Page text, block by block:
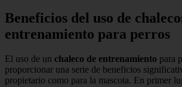
Beneficios del uso de
entrenamiento para perros
El uso de un chaleco de entrenamiento para
proporcionar una serie de beneficios
propietario como para la mascota. En primer